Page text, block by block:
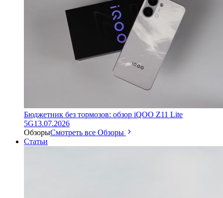
Бюджетник без тормозов: обзор iQOO Z11 Lite
5G13.07.2026
ОбзорыСмотреть все Обзоры
Статьи